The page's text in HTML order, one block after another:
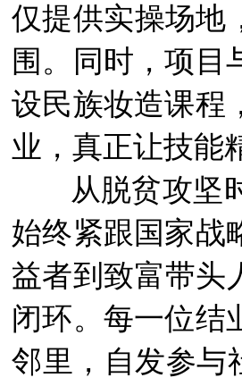
仅提供实操场地
围。同时，项目
设民族妆造课程
业，真正让技能
从脱贫攻坚
始终紧跟国家战
益者到致富带
闭环。每一位结
邻里，自发参与